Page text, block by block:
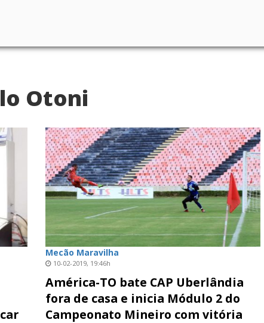
Otoni
Mecão Maravilha
10-02-2019, 19:46h
América-TO bate CAP Uberlândia
fora de casa e inicia Módulo 2 do
Campeonato Mineiro com vitória